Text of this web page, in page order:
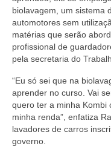
biolavagem, um sistema
automotores sem
matérias que serão
profissional de
pela secretaria do
“Eu só sei que na
aprender no curso. Vai
quero ter a minha Kombi
minha renda”, enfatiza
lavadores de carros
governo.